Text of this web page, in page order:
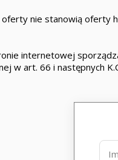
nie stanowią oferty
internetowej
w art. 66 i następnych